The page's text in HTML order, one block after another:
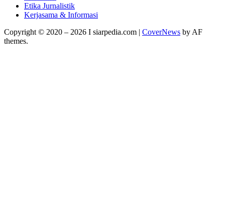
Etika Jurnalistik
Kerjasama & Informasi
Copyright © 2020 – 2026 I siarpedia.com | CoverNews by AF
themes.